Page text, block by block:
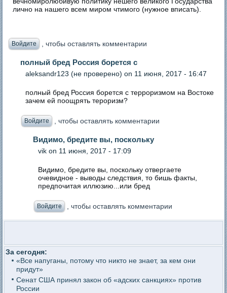
лично на нашего всем миром чтимого (нужное вписать).
Войдите , чтобы оставлять комментарии
полный бред Россия борется с
aleksandr123 (не проверено) on 11 июня, 2017 - 16:47
полный бред Россия борется с терроризмом на Востоке
зачем ей поощрять тероризм?
Войдите , чтобы оставлять комментарии
Видимо, бредите вы, поскольку
vik on 11 июня, 2017 - 17:09
Видимо, бредите вы, поскольку отвергаете
очевидное - выводы следствия, то бишь факты,
предпочитая иллюзию...или бред
Войдите , чтобы оставлять комментарии
За сегодня:
«Все напуганы, потому что никто не знает, за кем они
придут»
Сенат США принял закон об «адских санкциях» против
России